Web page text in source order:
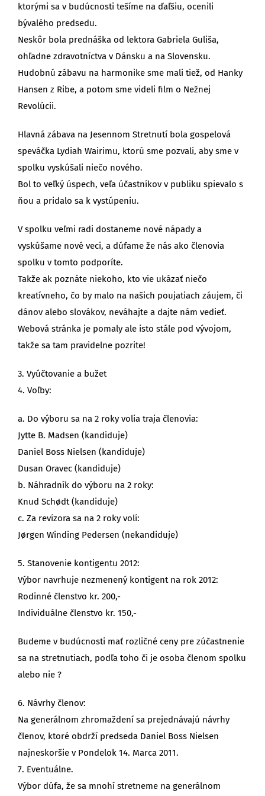
ktorými sa v budúcnosti tešíme na ďaľšiu, ocenili
bývalého predsedu.
Neskôr bola prednáška od lektora Gabriela Guliša,
ohľadne zdravotníctva v Dánsku a na Slovensku.
Hudobnú zábavu na harmonike sme mali tiež, od Hanky
Hansen z Ribe, a potom sme videli film o Nežnej
Revolúcii.
Hlavná zábava na Jesennom Stretnutí bola gospelová
speváčka Lydiah Wairimu, ktorú sme pozvali, aby sme v
spolku vyskúšali niečo nového.
Bol to veľký úspech, veľa účastníkov v publiku spievalo s
ňou a pridalo sa k vystúpeniu.
V spolku veľmi radi dostaneme nové nápady a
vyskúšame nové veci, a dúfame že nás ako členovia
spolku v tomto podporíte.
Takže ak poznáte niekoho, kto vie ukázať niečo
kreatívneho, čo by malo na našich poujatiach záujem, či
dánov alebo slovákov, neváhajte a dajte nám vedieť.
Webová stránka je pomaly ale isto stále pod vývojom,
takže sa tam pravidelne pozrite!
3. Vyúčtovanie a bužet
4. Voľby:
a. Do výboru sa na 2 roky volia traja členovia:
Jytte B. Madsen (kandiduje)
Daniel Boss Nielsen (kandiduje)
Dusan Oravec (kandiduje)
b. Náhradník do výboru na 2 roky:
Knud Schødt (kandiduje)
c. Za revízora sa na 2 roky volí:
Jørgen Winding Pedersen (nekandiduje)
5. Stanovenie kontigentu 2012:
Výbor navrhuje nezmenený kontigent na rok 2012:
Rodinné členstvo kr. 200,-
Individuálne členstvo kr. 150,-
Budeme v budúcnosti mať rozličné ceny pre zúčastnenie
sa na stretnutiach, podľa toho či je osoba členom spolku
alebo nie ?
6. Návrhy členov:
Na generálnom zhromaždení sa prejednávajú návrhy
členov, ktoré obdrží predseda Daniel Boss Nielsen
najneskoršie v Pondelok 14. Marca 2011.
7. Eventuálne.
Výbor dúfa, že sa mnohí stretneme na generálnom